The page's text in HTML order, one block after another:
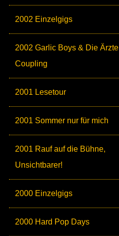
2002 Einzelgigs
2002 Garlic Boys & Die Ärzte
Coupling
2001 Lesetour
2001 Sommer nur für mich
2001 Rauf auf die Bühne,
Unsichtbarer!
2000 Einzelgigs
2000 Hard Pop Days